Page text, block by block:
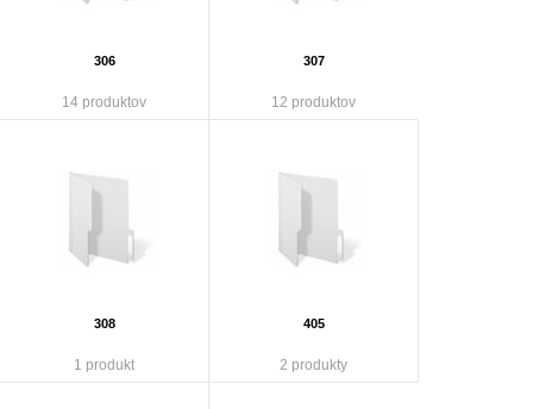
306
14 produktov
307
12 produktov
308
1 produkt
405
2 produkty